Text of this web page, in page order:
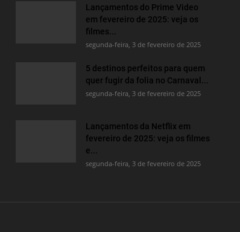
Lançamentos do Prime Video
em fevereiro de 2025: veja os
filmes...
segunda-feira, 3 de fevereiro de 2025
5 destinos perfeitos para quem
quer fugir da folia no Carnaval...
segunda-feira, 3 de fevereiro de 2025
Lançamentos da Netflix em
fevereiro de 2025: veja os filmes
e...
segunda-feira, 3 de fevereiro de 2025